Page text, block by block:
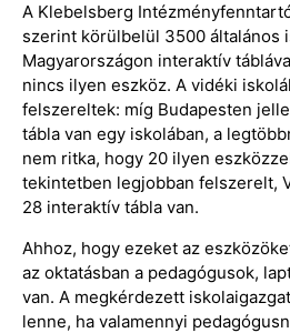
A Klebelsberg
szerint körülbelül 3500 általános
Magyarországon interaktív
nincs ilyen eszköz. A vidéki
felszereltek: míg Budapesten
tábla van egy iskolában, a
nem ritka, hogy 20 ilyen
tekintetben legjobban felszerelt,
28 interaktív tábla van.
Ahhoz, hogy ezeket az
az oktatásban a pedagógusok,
van. A megkérdezett
lenne, ha valamennyi